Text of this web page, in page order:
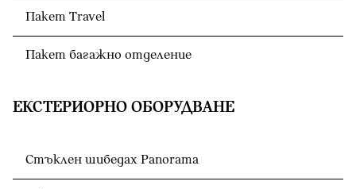
Пакет Travel
Пакет багажно отделение
ЕКСТЕРИОРНО ОБОРУДВАНЕ
Стъклен шибедах Panorama